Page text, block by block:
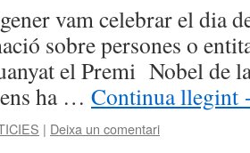
vam celebrar el dia
sobre persones o
el Premi Nobel de
ha … Continua llegint
| Deixa un comentari